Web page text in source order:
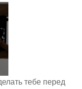
тебе перед